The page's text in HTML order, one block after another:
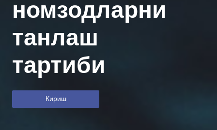
номзодларни
танлаш
тартиби
Кириш